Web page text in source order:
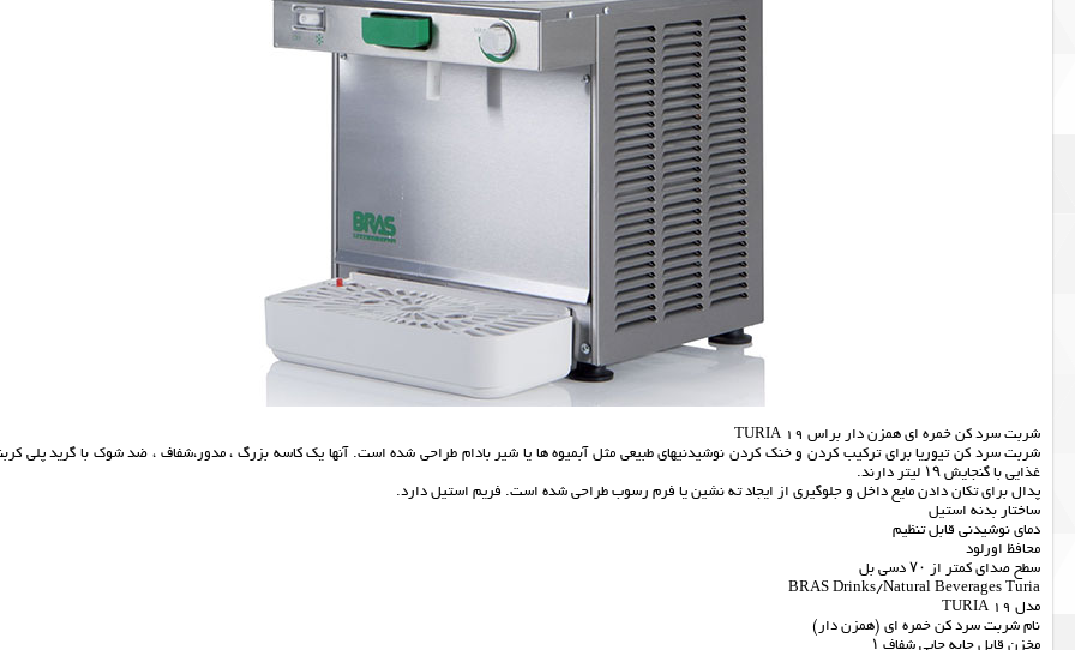
شربت سرد کن خمره ای همزن دار براس TURIA 19
شربت سرد کن تیوریا برای ترکیب کردن و خنک کردن نوشیدنیهای طبیعی مثل آبمیوه ها یا شیر بادام طراحی شده است. آنها یک کاسه بزرگ ، مدور،شفاف ، ضد شوک با گرید پلی
غذایی با گنجایش ۱۹ لیتر دارند.
پدال برای تکان دادن مایع داخل و جلوگیری از ایجاد ته نشین یا فرم رسوب طراحی شده است. فریم استیل دارد.
ساختار بدنه استیل
دمای نوشیدنی قابل تنظیم
محافظ اورلود
سطح صدای کمتر از ۷۰ دسی بل
BRAS Drinks/Natural Beverages Turia
مدل TURIA 19
نام شربت سرد کن خمره ای (همزن دار)